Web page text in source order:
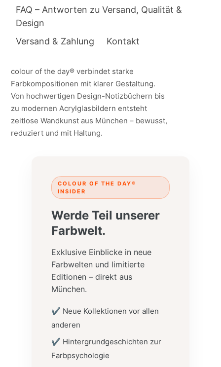
FAQ – Antworten zu Versand, Qualität &
Design
Versand & Zahlung
Kontakt
colour of the day® verbindet starke
Farbkompositionen mit klarer Gestaltung.
Von hochwertigen Design-Notizbüchern bis
zu modernen Acrylglasbildern entsteht
zeitlose Wandkunst aus München – bewusst,
reduziert und mit Haltung.
COLOUR OF THE DAY®
INSIDER
Werde Teil unserer
Farbwelt.
Exklusive Einblicke in neue
Farbwelten und limitierte
Editionen – direkt aus
München.
✔ Neue Kollektionen vor allen
anderen
✔ Hintergrundgeschichten zur
Farbpsychologie